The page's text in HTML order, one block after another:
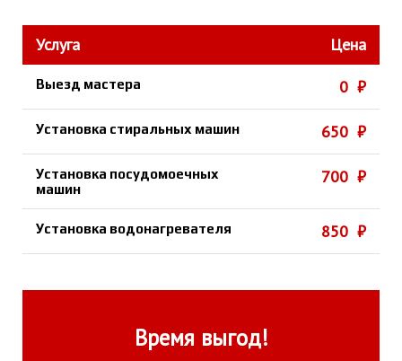
Услуга Цена
Выезд мастера 0 ₽
Установка стиральных машин 650 ₽
Установка посудомоечных
машин
700 ₽
Установка водонагревателя 850 ₽
Время выгод!